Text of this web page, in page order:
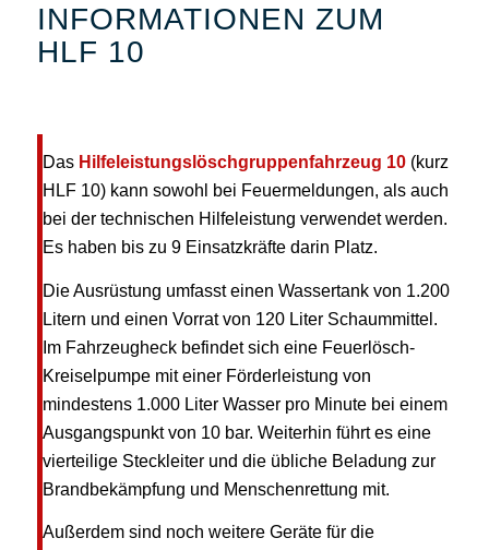
INFORMATIONEN ZUM
HLF 10
Das Hilfeleistungslöschgruppenfahrzeug 10(kurz
HLF 10) kann sowohl bei Feuermeldungen, als auch
bei der technischen Hilfeleistung verwendet werden.
Es haben bis zu 9 Einsatzkräfte darin Platz.
Die Ausrüstung umfasst einen Wassertank von 1.200
Litern und einen Vorrat von 120 Liter Schaummittel.
Im Fahrzeugheck befindet sich eine Feuerlösch-
Kreiselpumpe mit einer Förderleistung von
mindestens 1.000 Liter Wasser pro Minute bei einem
Ausgangspunkt von 10 bar. Weiterhin führt es eine
vierteilige Steckleiter und die übliche Beladung zur
Brandbekämpfung und Menschenrettung mit.
Außerdem sind noch weitere Geräte für die